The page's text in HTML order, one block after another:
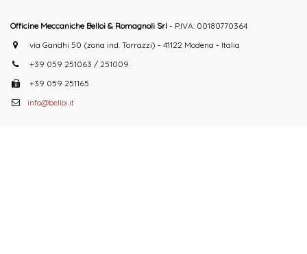
Officine Meccaniche Belloi & Romagnoli Srl - P.IVA: 00180770364
via Gandhi 50 (zona ind. Torrazzi) - 41122 Modena - Italia
+39 059 251063 / 251009
+39 059 251165
info@belloi.it